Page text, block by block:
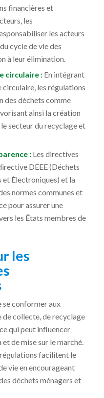
financières et
les
les acteurs
cycle de vie des
à leur élimination.
circulaire :En intégrant
circulaire, les régulations
des déchets comme
ainsi la création
secteur du recyclage et
:Les directives
DEEE (Déchets
et Électroniques) et la
normes communes et
pour assurer une
les États membres de
les
se conformer aux
collecte, de recyclage
qui peut influencer
de mise sur le marché.
facilitent le
vie en encourageant
déchets ménagers et